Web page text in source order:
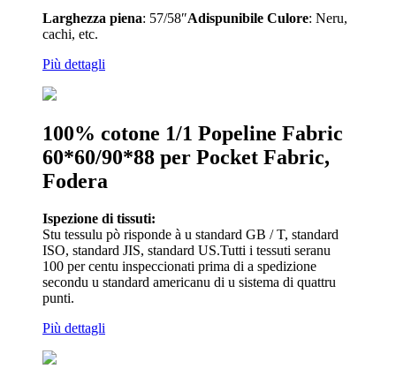
Larghezza piena: 57/58″Adispunibile Culore: Neru,
cachi, etc.
Più dettagli
100% cotone 1/1 Popeline Fabric
60*60/90*88 per Pocket Fabric,
Fodera
Ispezione di tissuti:
Stu tessulu pò risponde à u standard GB / T, standard
ISO, standard JIS, standard US.Tutti i tessuti seranu
100 per centu inspeccionati prima di a spedizione
secondu u standard americanu di u sistema di quattru
punti.
Più dettagli